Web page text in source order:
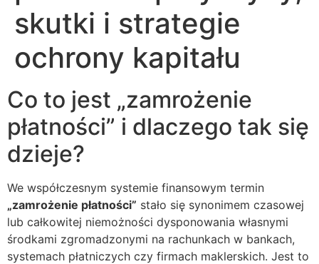
skutki i strategie
ochrony kapitału
Co to jest „zamrożenie
płatności” i dlaczego tak się
dzieje?
We współczesnym systemie finansowym termin
„zamrożenie płatności” stało się synonimem czasowej
lub całkowitej niemożności dysponowania własnymi
środkami zgromadzonymi na rachunkach w bankach,
systemach płatniczych czy firmach maklerskich. Jest to